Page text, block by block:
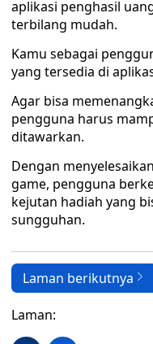
aplikasi penghasil
terbilang mudah.
Kamu sebagai
yang tersedia di
Agar bisa
pengguna harus
ditawarkan.
Dengan
game, pengguna
kejutan hadiah yang
sungguhan.
Laman berikutnya
Laman: